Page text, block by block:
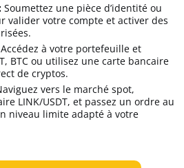
Soumettez une pièce d’identité ou
valider votre compte et activer des
à votre portefeuille et
BTC ou utilisez une carte bancaire
de cryptos.
vers le marché spot,
LINK/USDT, et passez un ordre au
niveau limite adapté à votre